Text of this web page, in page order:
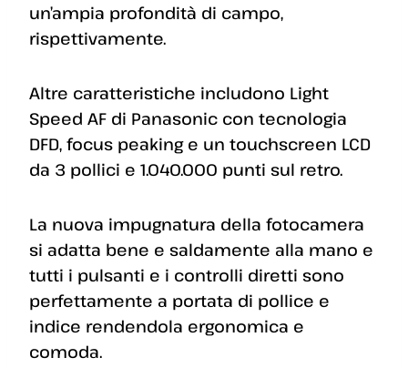
un’ampia profondità di campo,
rispettivamente.
Altre caratteristiche includono Light
Speed ​​AF di Panasonic con tecnologia
DFD, focus peaking e un touchscreen LCD
da 3 pollici e 1.040.000 punti sul retro.
La nuova impugnatura della fotocamera
si adatta bene e saldamente alla mano e
tutti i pulsanti e i controlli diretti sono
perfettamente a portata di pollice e
indice rendendola ergonomica e
comoda.